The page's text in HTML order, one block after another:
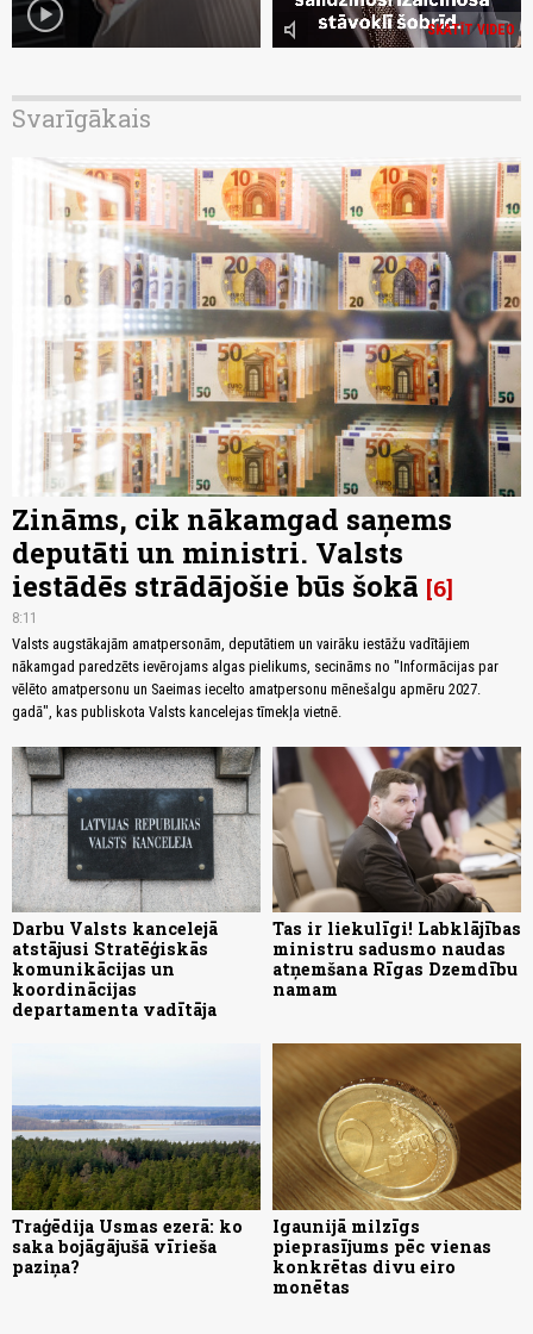
play_circle SKATĪT VIDEO
volume_mute
Svarīgākais
Zināms, cik nākamgad saņems
deputāti un ministri. Valsts
iestādēs strādājošie būs šokā 6
8:11
Valsts augstākajām amatpersonām, deputātiem un vairāku iestāžu vadītājiem
nākamgad paredzēts ievērojams algas pielikums, secināms no "Informācijas par
vēlēto amatpersonu un Saeimas iecelto amatpersonu mēnešalgu apmēru 2027.
gadā", kas publiskota Valsts kancelejas tīmekļa vietnē.
Darbu Valsts kancelejā
atstājusi Stratēģiskās
komunikācijas un
koordinācijas
departamenta vadītāja
Tas ir liekulīgi! Labklājības
ministru sadusmo naudas
atņemšana Rīgas Dzemdību
namam
Traģēdija Usmas ezerā: ko
saka bojāgājušā vīrieša
paziņa?
Igaunijā milzīgs
pieprasījums pēc vienas
konkrētas divu eiro
monētas